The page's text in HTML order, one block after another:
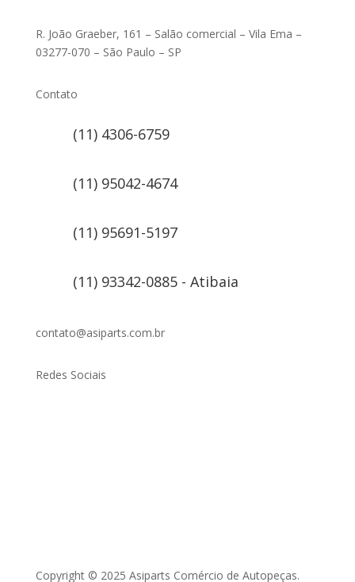
R. João Graeber, 161 – Salão comercial – Vila Ema –
03277-070 – São Paulo – SP
Contato
(11) 4306-6759
(11) 95042-4674
(11) 95691-5197
(11) 93342-0885 - Atibaia
contato@asiparts.com.br
Redes Sociais
Copyright © 2025 Asiparts Comércio de Autopeças.